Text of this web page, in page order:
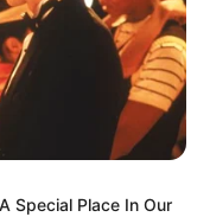
Special Place In Our